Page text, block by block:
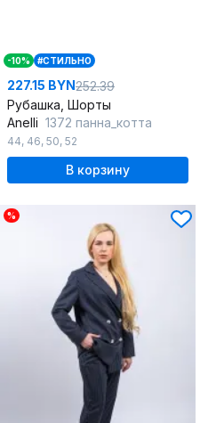
-10% #СТИЛЬНО
227.15 BYN252.39
Рубашка, Шорты
Anelli 1372 панна_котта
44, 46, 50, 52
В корзину
%